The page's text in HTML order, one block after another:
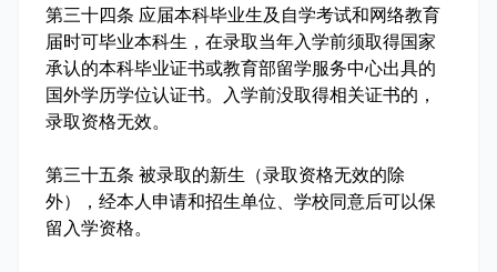
第三十四条 应届本科毕业生及自学考试和网络教育
届时可毕业本科生，在录取当年入学前须取得国家
承认的本科毕业证书或教育部留学服务中心出具的
国外学历学位认证书。入学前没取得相关证书的，
录取资格无效。
第三十五条 被录取的新生（录取资格无效的除
外），经本人申请和招生单位、学校同意后可以保
留入学资格。